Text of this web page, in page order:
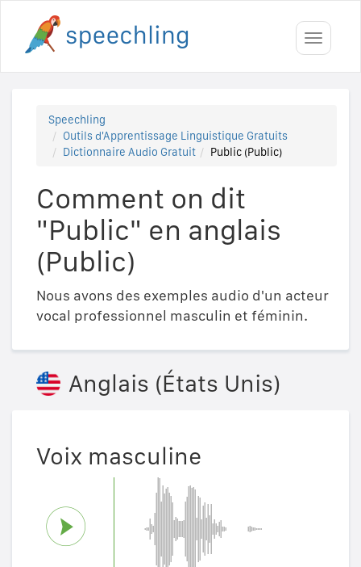
Toggle
Speechling
Outils d'Apprentissage Linguistique Gratuits
Dictionnaire Audio Gratuit
Public (Public)
Comment on dit
"Public" en anglais
(Public)
Nous avons des exemples audio d'un acteur
vocal professionnel masculin et féminin.
Anglais (États Unis)
Voix masculine